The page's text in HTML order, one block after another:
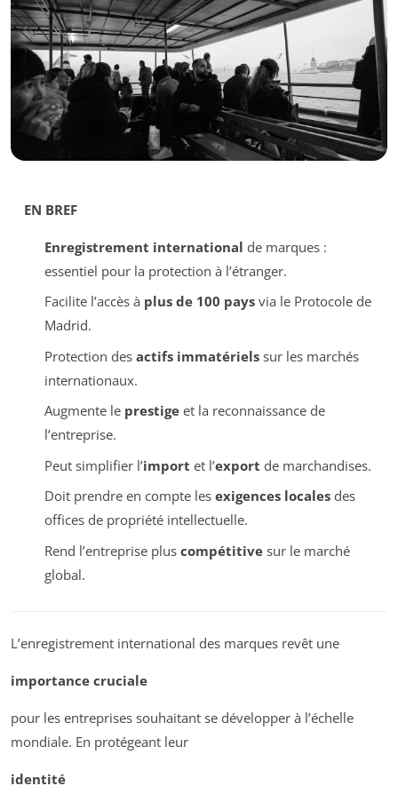
EN BREF
Enregistrement international de marques :
essentiel pour la protection à l’étranger.
Facilite l’accès à plus de 100 paysvia le Protocole de
Madrid.
Protection des actifs immatérielssur les marchés
internationaux.
Augmente le prestigeet la reconnaissance de
l’entreprise.
Peut simplifier l’import et l’export de marchandises.
Doit prendre en compte les exigences localesdes
offices de propriété intellectuelle.
Rend l’entreprise plus compétitivesur le marché
global.
L’enregistrement international des marques revêt une
importance cruciale
pour les entreprises souhaitant se développer à l’échelle
mondiale. En protégeant leur
identité